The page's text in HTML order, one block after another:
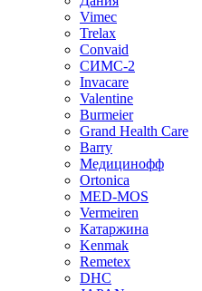
Vimec
Trelax
Convaid
СИМС-2
Invacare
Valentine
Burmeier
Grand Health Care
Barry
Медицинофф
Ortonica
MED-MOS
Vermeiren
Катаржина
Kenmak
Remetex
DHC